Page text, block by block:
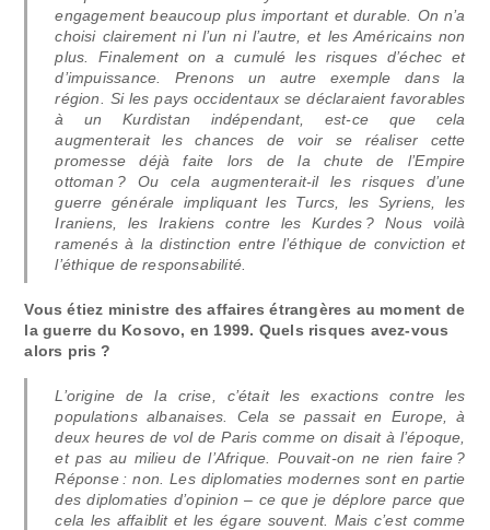
engagement beaucoup plus important et durable. On n’a
choisi clairement ni l’un ni l’autre, et les Américains non
plus. Finalement on a cumulé les risques d’échec et
d’impuissance. Prenons un autre exemple dans la
région. Si les pays occidentaux se déclaraient favorables
à un Kurdistan indépendant, est-ce que cela
augmenterait les chances de voir se réaliser cette
promesse déjà faite lors de la chute de l’Empire
ottoman ? Ou cela augmenterait-il les risques d’une
guerre générale impliquant les Turcs, les Syriens, les
Iraniens, les Irakiens contre les Kurdes ? Nous voilà
ramenés à la distinction entre l’éthique de conviction et
l’éthique de responsabilité.
Vous étiez ministre des affaires étrangères au moment de
la guerre du Kosovo, en 1999. Quels risques avez-vous
alors pris ?
L’origine de la crise, c’était les exactions contre les
populations albanaises. Cela se passait en Europe, à
deux heures de vol de Paris comme on disait à l’époque,
et pas au milieu de l’Afrique. Pouvait-on ne rien faire ?
Réponse : non. Les diplomaties modernes sont en partie
des diplomaties d’opinion – ce que je déplore parce que
cela les affaiblit et les égare souvent. Mais c’est comme